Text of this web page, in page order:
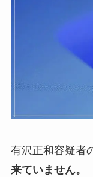
有沢正和容疑者
来ていません。